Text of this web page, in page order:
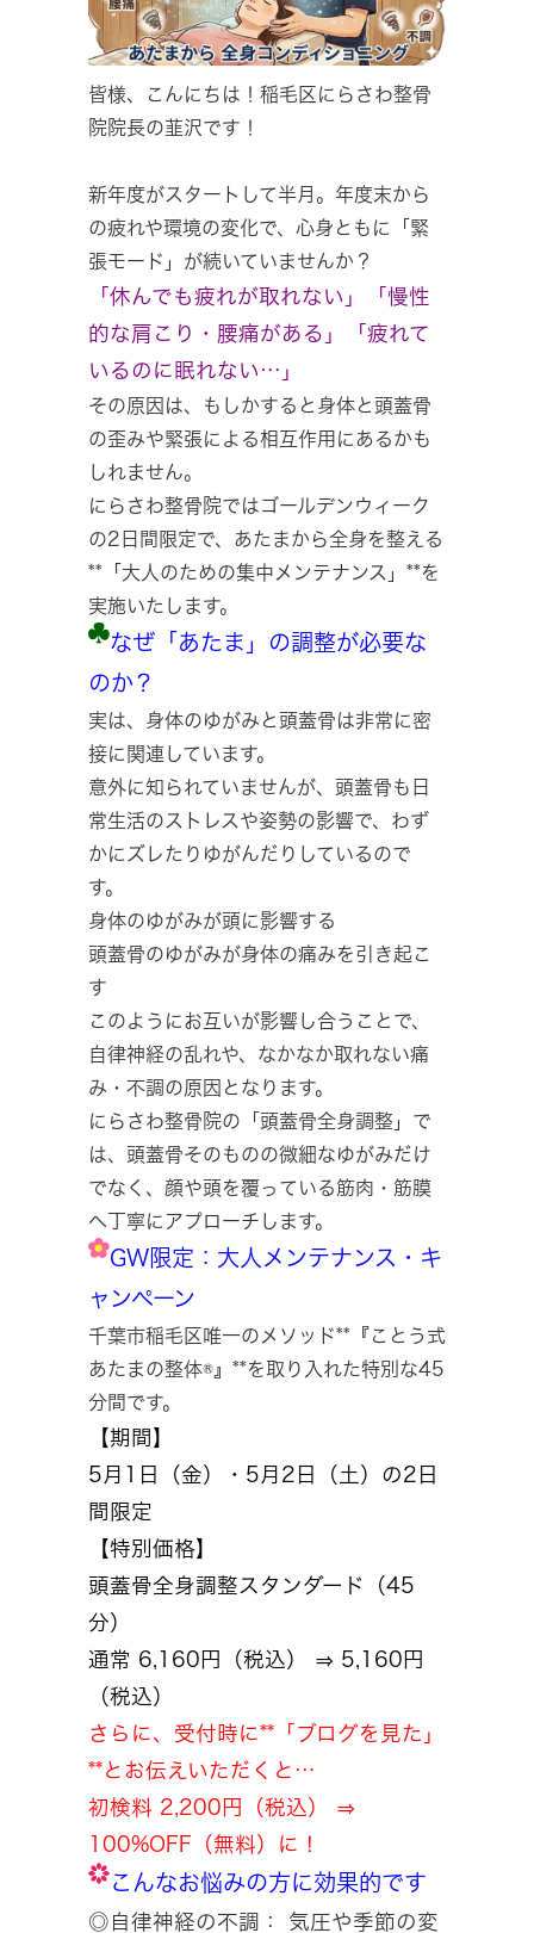
皆様、こんにちは！稲毛区にらさわ整骨
院院長の韮沢です！
新年度がスタートして半月。年度末から
の疲れや環境の変化で、心身ともに「緊
張モード」が続いていませんか？
「休んでも疲れが取れない」「慢性
的な肩こり・腰痛がある」「疲れて
いるのに眠れない…」
その原因は、もしかすると身体と頭蓋骨
の歪みや緊張による相互作用にあるかも
しれません。
にらさわ整骨院ではゴールデンウィーク
の2日間限定で、あたまから全身を整える
**「大人のための集中メンテナンス」**を
実施いたします。
なぜ「あたま」の調整が必要な
のか？
実は、身体のゆがみと頭蓋骨は非常に密
接に関連しています。
意外に知られていませんが、頭蓋骨も日
常生活のストレスや姿勢の影響で、わず
かにズレたりゆがんだりしているので
す。
身体のゆがみが頭に影響する
頭蓋骨のゆがみが身体の痛みを引き起こ
す
このようにお互いが影響し合うことで、
自律神経の乱れや、なかなか取れない痛
み・不調の原因となります。
にらさわ整骨院の「頭蓋骨全身調整」で
は、頭蓋骨そのものの微細なゆがみだけ
でなく、顔や頭を覆っている筋肉・筋膜
へ丁寧にアプローチします。
GW限定：大人メンテナンス・キ
ャンペーン
千葉市稲毛区唯一のメソッド**『ことう式
あたまの整体®』**を取り入れた特別な45
分間です。
【期間】
5月1日（金）・5月2日（土）の2日
間限定
【特別価格】
頭蓋骨全身調整スタンダード（45
分）
通常 6,160円（税込） ⇒ 5,160円
（税込）
さらに、受付時に**「ブログを見た」
**とお伝えいただくと…
初検料 2,200円（税込） ⇒
100%OFF（無料）に！
こんなお悩みの方に効果的です
◎自律神経の不調： 気圧や季節の変